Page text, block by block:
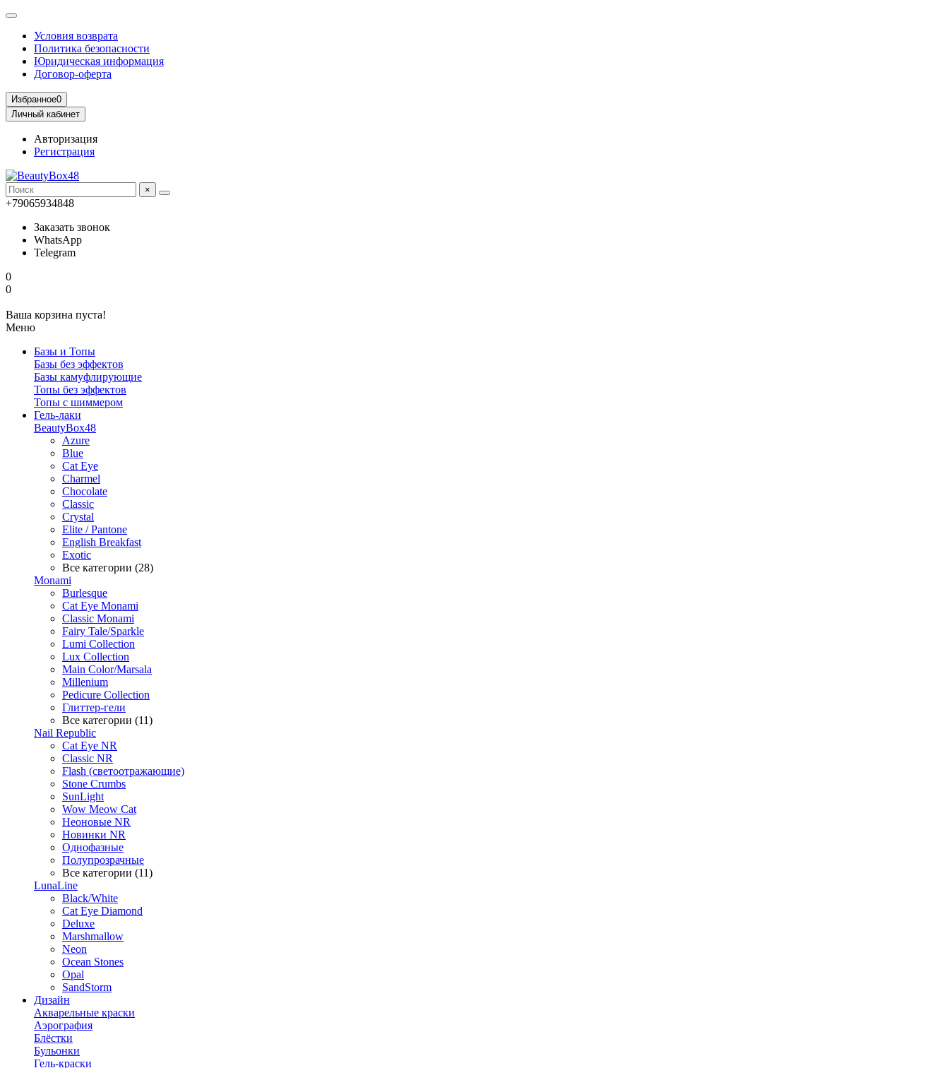
Условия возврата
Политика безопасности
Юридическая информация
Договор-оферта
Избранное0
Личный кабинет
Авторизация
Регистрация
×
+79065934848
Заказать звонок
WhatsApp
Telegram
0
0
Ваша корзина пуста!
Меню
Базы и Топы
Базы без эффектов
Базы камуфлирующие
Топы без эффектов
Топы с шиммером
Гель-лаки
BeautyBox48
Azure
Blue
Cat Eye
Charmel
Chocolate
Classic
Crystal
Elite / Pantone
English Breakfast
Exotic
Все категории (28)
Monami
Burlesque
Cat Eye Monami
Classic Monami
Fairy Tale/Sparkle
Lumi Collection
Lux Collection
Main Color/Marsala
Millenium
Pedicure Collection
Глиттер-гели
Все категории (11)
Nail Republic
Cat Eye NR
Classic NR
Flash (светоотражающие)
Stone Crumbs
SunLight
Wow Meow Cat
Неоновые NR
Новинки NR
Однофазные
Полупрозрачные
Все категории (11)
LunaLine
Black/White
Cat Eye Diamond
Deluxe
Marshmallow
Neon
Ocean Stones
Opal
SandStorm
Дизайн
Акварельные краски
Аэрография
Блёстки
Бульонки
Гель-краски